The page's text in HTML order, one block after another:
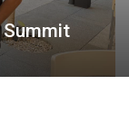
Summit